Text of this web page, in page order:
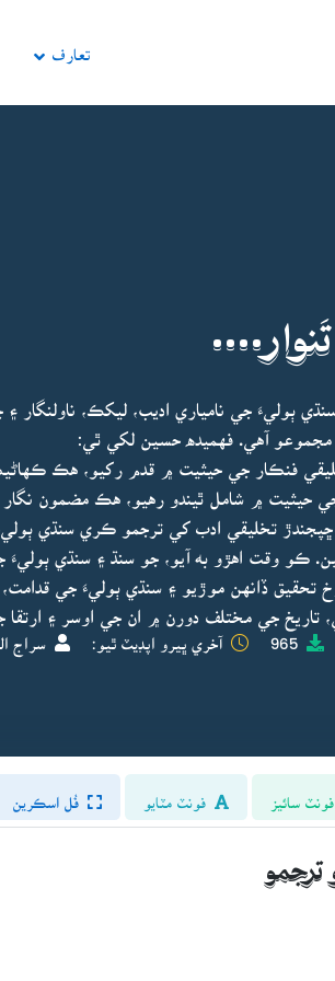
تعارف
سنڌي ٻوليءَ جي نامياري اديب، ليکڪ،
مجموعو آهي. فهميده حسين لکي ٿي:
فنڪار جي حيثيت ۾ قدم رکيو، هڪ
حيثيت ۾ شامل ٿيندو رهيو، هڪ مضمون
۾ ڇپجندڙ تخليقي ادب کي ترجمو ڪري سنڌي
ڪو وقت اهڙو به آيو، جو سنڌ ۽ سنڌي ٻوليءَ
تحقيق ڏانهن موڙيو ۽ سنڌي ٻوليءَ جي
جي مختلف دورن ۾ ان جي اوسر ۽ ارتقا جا
965 آخري ڀيرو اپڊيٽ ٿيو: سراج
فونٽ سائيز فونٽ مٽايو فُل اسڪرين